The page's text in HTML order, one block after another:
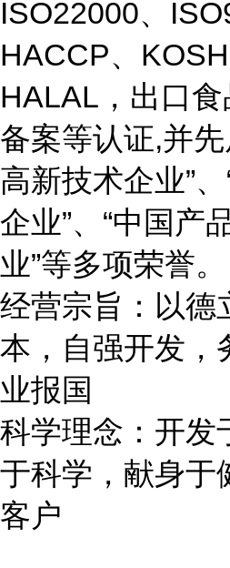
ISO22000、
HACCP、
HALAL，出口
备案等认证,并先
高新技术企业”
企业”、“中国产
业”等多项荣誉。
经营宗旨：以德
本，自强开发，
业报国
科学理念：开发
于科学，献身于
客户